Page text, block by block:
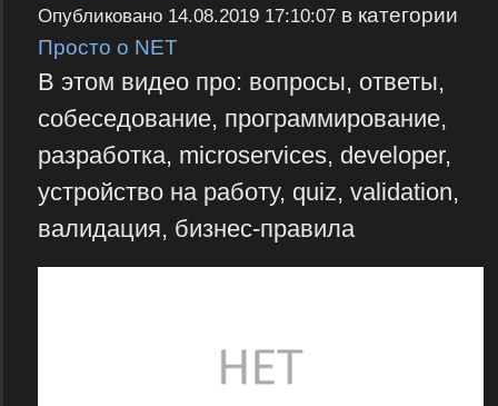
Опубликовано 14.08.2019 17:10:07в категории
Просто о NET
В этом видео про: вопросы, ответы,
собеседование, программирование,
разработка, microservices, developer,
устройство на работу, quiz, validation,
валидация, бизнес-правила